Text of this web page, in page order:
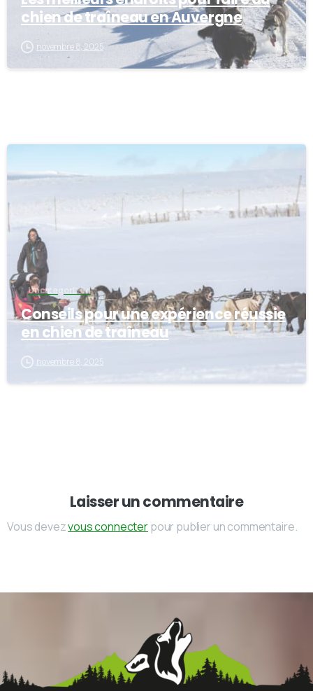
chien de traîneau en Auvergne
novembre 8, 2025
Uncategorized
Conseils pour une expérience réussie
en chien de traîneau
novembre 8, 2025
Laisser un commentaire
Vous devezvous connecterpour publier un commentaire.